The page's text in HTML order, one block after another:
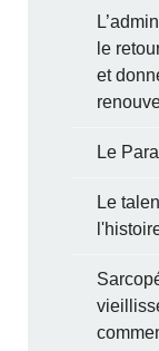
le
et
Le
Le